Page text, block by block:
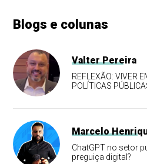
Blogs e colunas
Valter Pereira
REFLEXÃO: VIVER
POLÍTICAS
Marcelo
ChatGPT no setor
preguiça digital?